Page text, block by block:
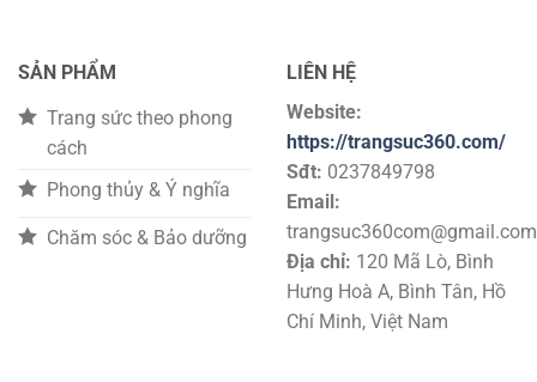
SẢN PHẨM
Trang sức theo phong
cách
Phong thủy & Ý nghĩa
Chăm sóc & Bảo dưỡng
LIÊN HỆ
Website:
https://trangsuc360.com/
Sđt: 0237849798
Email:
trangsuc360com@gmail.com
Địa chỉ: 120 Mã Lò, Bình
Hưng Hoà A, Bình Tân, Hồ
Chí Minh, Việt Nam